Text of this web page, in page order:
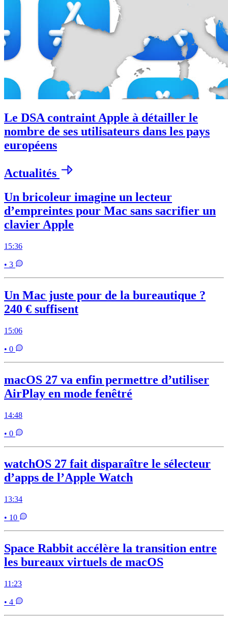
Le DSA contraint Apple à détailler le
nombre de ses utilisateurs dans les pays
européens
Actualités
Un bricoleur imagine un lecteur
d’empreintes pour Mac sans sacrifier un
clavier Apple
15:36
• 3
Un Mac juste pour de la bureautique ?
240 € suffisent
15:06
• 0
macOS 27 va enfin permettre d’utiliser
AirPlay en mode fenêtré
14:48
• 0
watchOS 27 fait disparaître le sélecteur
d’apps de l’Apple Watch
13:34
• 10
Space Rabbit accélère la transition entre
les bureaux virtuels de macOS
11:23
• 4